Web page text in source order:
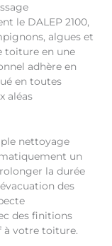
le DALEP 2100,
algues et
toiture en une
adhère en
en toutes
aléas
nettoyage
un
la durée
des
des finitions
à votre toiture.